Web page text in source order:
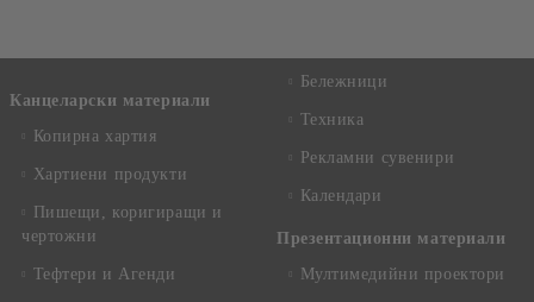
Канцеларски материали
Копирна хартия
Хартиени продукти
Пишещи, коригиращи и
чертожни
Тефтери и Агенди
Бележници
Техника
Рекламни сувенири
Календари
Презентационни материали
Мултимедийни проектори